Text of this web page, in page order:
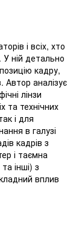
і всіх, хто
ній детально
кадру,
Автор аналізує
лінзи
та технічних
і для
в галузі
кадрів з
і таємна
інші) з
вплив